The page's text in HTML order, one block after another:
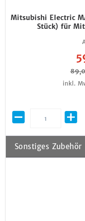
Mitsubishi Electric
Stück) für
inkl.
Sonstiges Zubehör